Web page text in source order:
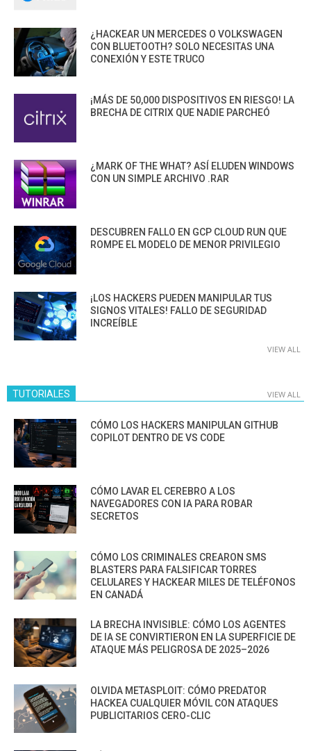
¿HACKEAR UN MERCEDES O VOLKSWAGEN
CON BLUETOOTH? SOLO NECESITAS UNA
CONEXIÓN Y ESTE TRUCO
¡MÁS DE 50,000 DISPOSITIVOS EN RIESGO! LA
BRECHA DE CITRIX QUE NADIE PARCHEÓ
¿MARK OF THE WHAT? ASÍ ELUDEN WINDOWS
CON UN SIMPLE ARCHIVO .RAR
DESCUBREN FALLO EN GCP CLOUD RUN QUE
ROMPE EL MODELO DE MENOR PRIVILEGIO
¡LOS HACKERS PUEDEN MANIPULAR TUS
SIGNOS VITALES! FALLO DE SEGURIDAD
INCREÍBLE
VIEW ALL
TUTORIALES VIEW ALL
CÓMO LOS HACKERS MANIPULAN GITHUB
COPILOT DENTRO DE VS CODE
CÓMO LAVAR EL CEREBRO A LOS
NAVEGADORES CON IA PARA ROBAR
SECRETOS
CÓMO LOS CRIMINALES CREARON SMS
BLASTERS PARA FALSIFICAR TORRES
CELULARES Y HACKEAR MILES DE TELÉFONOS
EN CANADÁ
LA BRECHA INVISIBLE: CÓMO LOS AGENTES
DE IA SE CONVIRTIERON EN LA SUPERFICIE DE
ATAQUE MÁS PELIGROSA DE 2025–2026
OLVIDA METASPLOIT: CÓMO PREDATOR
HACKEA CUALQUIER MÓVIL CON ATAQUES
PUBLICITARIOS CERO-CLIC